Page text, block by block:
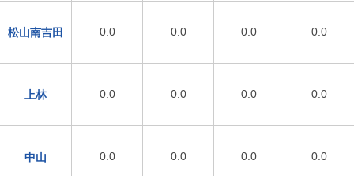
松山南吉田 0.0 0.0 0.0 0.0
上林 0.0 0.0 0.0 0.0
中山 0.0 0.0 0.0 0.0